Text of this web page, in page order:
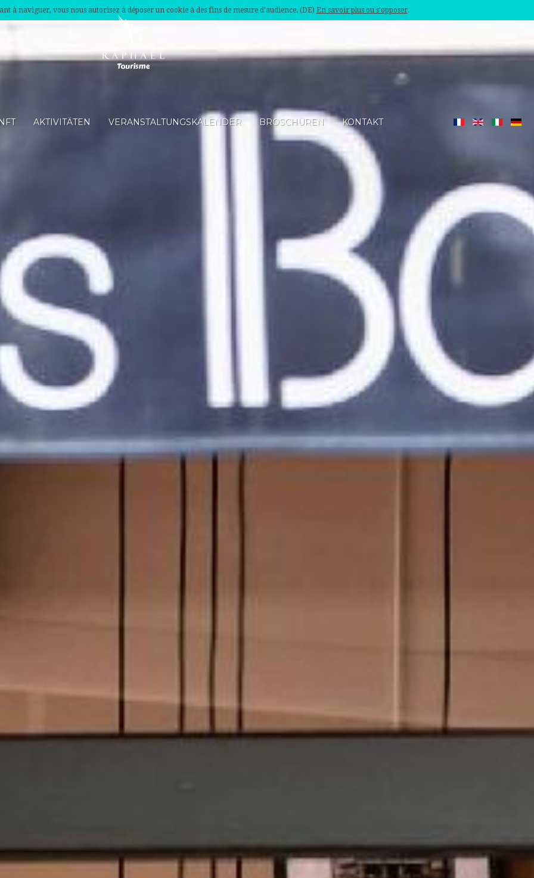
à naviguer, vous nous autorisez à déposer un cookie à des fins de mesure d'audience. (DE) En savoir plus ou s'opposer.
AKTIVITÄTEN VERANSTALTUNGSKALENDER BROSCHÜREN KONTAKT